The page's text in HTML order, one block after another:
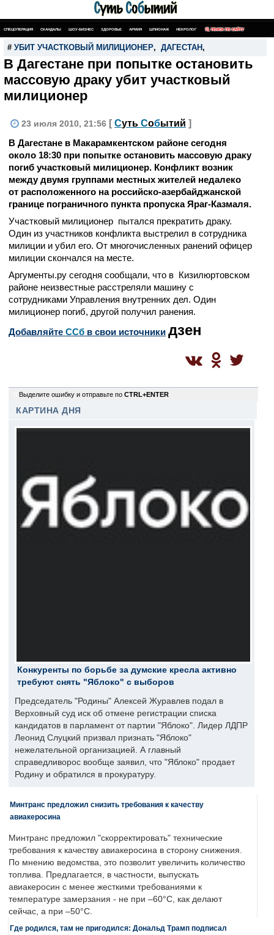
СПЕЦОПЕРАЦИЯ СКАНДАЛЫ ШОУ-БИЗНЕС ЗДОРОВЬЕ АРМИЯ ШПИОНАЖ НЕКРОЛОГ ПОИСК ПО САЙТУ
# УБИТ УЧАСТКОВЫЙ МИЛИЦИОНЕР, ДАГЕСТАН ,
В Дагестане при попытке остановить
массовую драку убит участковый
милиционер
23 июля 2010, 21:56 [ Суть Событий ]
В Дагестане в Макарамкентском районе сегодня
около 18:30 при попытке остановить массовую драку
погиб участковый милиционер. Конфликт возник
между двумя группами местных жителей недалеко
от расположенного на российско-азербайджанской
границе пограничного пункта пропуска Яраг-Казмаля.
Участковый милиционер пытался прекратить драку.
Один из участников конфликта выстрелил в сотрудника
милиции и убил его. От многочисленных ранений офицер
милиции скончался на месте.
Аргументы.ру сегодня сообщали, что в Кизилюртовском
районе неизвестные расстреляли машину с
сотрудниками Управления внутренних дел. Один
милиционер погиб, другой получил ранения.
Добавляйте CСб в свои источники дзен
Выделите ошибку и отправьте по CTRL+ENTER
КАРТИНА ДНЯ
Конкуренты по борьбе за думские кресла активно
требуют снять "Яблоко" с выборов
Председатель "Родины" Алексей Журавлев подал в
Верховный суд иск об отмене регистрации списка
кандидатов в парламент от партии "Яблоко". Лидер ЛДПР
Леонид Слуцкий призвал признать "Яблоко"
нежелательной организацией. А главный
справедливорос вообще заявил, что "Яблоко" продает
Родину и обратился в прокуратуру.
Минтранс предложил снизить требования к качеству
авиакеросина
Минтранс предложил "скорректировать" технические
требования к качеству авиакеросина в сторону снижения.
По мнению ведомства, это позволит увеличить количество
топлива. Предлагается, в частности, выпускать
авиакеросин с менее жесткими требованиями к
температуре замерзания - не при –60°C, как делают
сейчас, а при –50°C.
Где родился, там не пригодился: Дональд Трамп подписал